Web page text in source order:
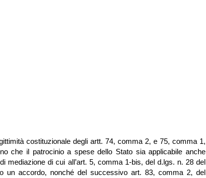
costituzionale degli artt. 74, comma 2, e 75, comma 1,
che il patrocinio a spese dello Stato sia applicabile anche
mediazione di cui all’art. 5, comma 1-bis, del d.lgs. n. 28 del
un accordo, nonché del successivo art. 83, comma 2, del